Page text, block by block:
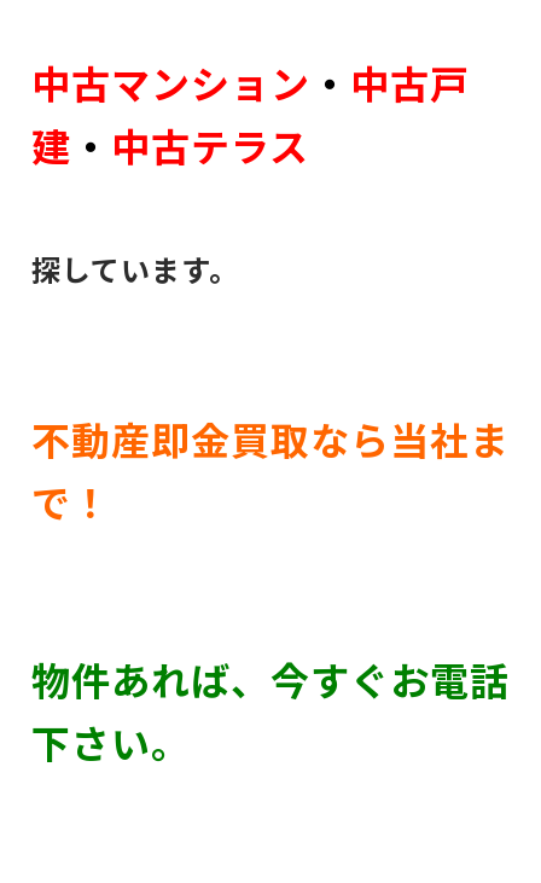
中古マンション ・ 中古戸
建 ・ 中古テラス
探しています。
不動産即金買取なら当社ま
で！
物件あれば、今すぐお電話
下さい。